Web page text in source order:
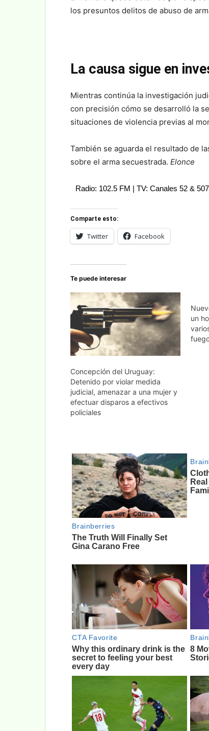
los presuntos delitos de abuso de
La causa sigue en
Mientras continúa la investigación
con precisión cómo se desarrolló la
situaciones de violencia previas al
También se aguarda el resultado de
sobre el arma secuestrada. Elonce
Radio: 102.5 FM | TV: Canales 52 &
Comparte esto:
Twitter Facebook
Te puede interesar
Concepción del Uruguay:
Detenido por violar medida
judicial, amenazar a una mujer y
efectuar disparos a efectivos
policiales
un